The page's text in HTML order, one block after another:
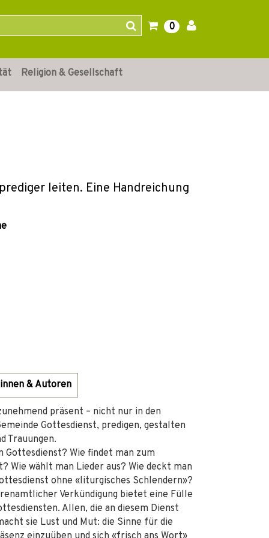
0
Religion & Gesellschaft
leiten. Eine Handreichung
& Autoren
präsent – nicht nur in den
Gottesdienst, predigen, gestalten
Trauungen.
Wie findet man zum
wählt man Lieder aus? Wie deckt man
ohne «liturgisches Schlendern»?
Verkündigung bietet eine Fülle
Allen, die an diesem Dienst
sie Lust und Mut: die Sinne für die